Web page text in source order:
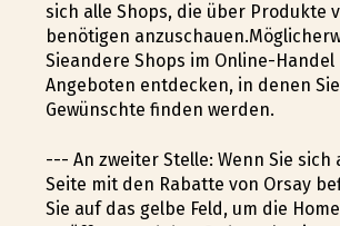
sich alle Shops, die über Produkte
benötigen
Sieandere Shops im Online-
Angeboten entdecken, in denen
Gewünschte finden werden.
--- An zweiter Stelle: Wenn Sie sich
Seite mit den Rabatte von Orsay
Sie auf das gelbe Feld, um die